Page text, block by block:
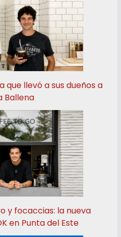
que llevó a sus dueños a
Ballena
y focaccias: la nueva
en Punta del Este